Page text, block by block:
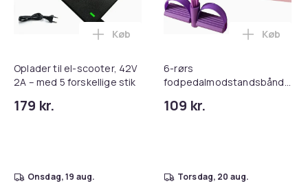
- Mave- og coretræning, yoga og
Beauty Vanity Namira - make up spejl med belysning -
Oplader til el-scooter, 42V
2A – med 5 forskellige stik
179 kr.
Læg Oplader til el-scooter, 42V 2A –
Køb
onsdag, 19 aug.
6-rørs
fodpedalmodstandsbånd
coretræning, yoga og
109 kr.
Læg 6-
Køb
torsdag, 20 aug.